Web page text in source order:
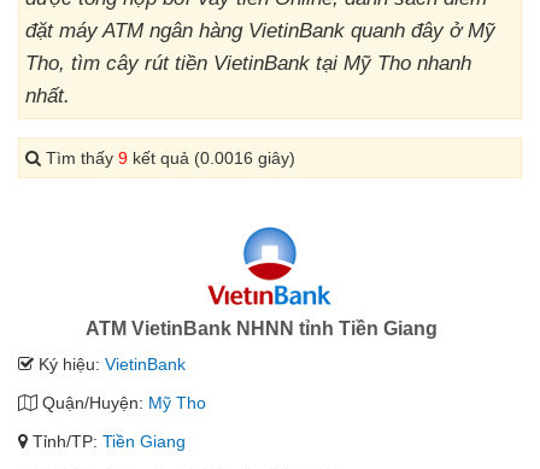
đặt máy ATM ngân hàng VietinBank quanh đây ở Mỹ
Tho, tìm cây rút tiền VietinBank tại Mỹ Tho nhanh
nhất.
Tìm thấy 9 kết quả (0.0016 giây)
ATM VietinBank NHNN tỉnh Tiền Giang
Ký hiệu: VietinBank
Quận/Huyện: Mỹ Tho
Tỉnh/TP: Tiền Giang